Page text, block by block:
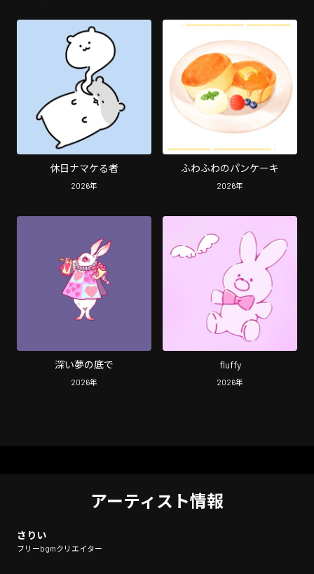
休日ナマケる者
2026年
ふわふわのパンケーキ
2026年
深い夢の底で
2026年
fluffy
2026年
アーティスト情報
さりい
フリーbgmクリエイター